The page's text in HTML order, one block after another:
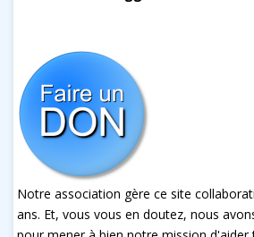
Notre association gère ce site
ans. Et, vous vous en doutez, nous